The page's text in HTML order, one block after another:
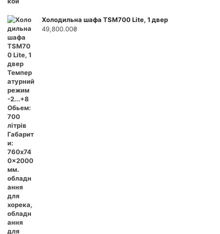
Холодильна шафа TSM700 Lite, 1 двер
49,800.00₴